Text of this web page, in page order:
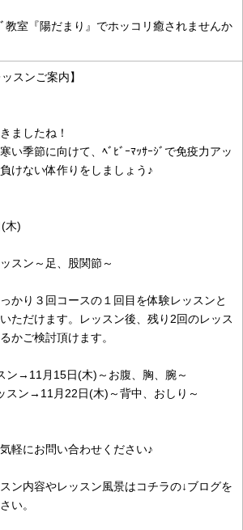
ﾞ教室『陽だまり』でホッコリ癒されませんか
スンご案内】
ましたね！
い季節に向けて、ﾍﾞﾋﾞｰﾏｯｻｰｼﾞで免疫力アッ
けない体作りをしましょう♪
木)
ン～足、股関節～
かり３回コースの１回目を体験レッスンと
ただけます。レッスン後、残り2回のレッス
るかご検討頂けます。
ン→11月15日(木)～お腹、胸、腕～
スン→11月22日(木)～背中、おしり～
軽にお問い合わせください♪
ン内容やレッスン風景はコチラの↓ブログを
い。